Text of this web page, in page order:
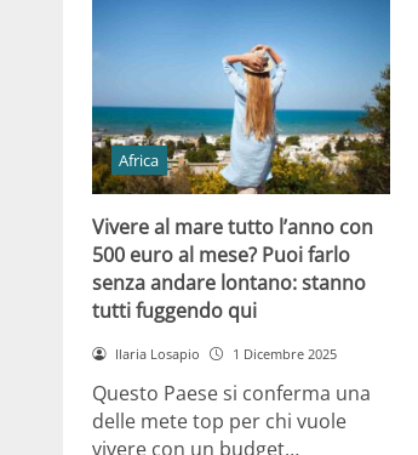
Africa
Vivere al mare tutto l’anno con
500 euro al mese? Puoi farlo
senza andare lontano: stanno
tutti fuggendo qui
Ilaria Losapio 1 Dicembre 2025
Questo Paese si conferma una
delle mete top per chi vuole
vivere con un budget…